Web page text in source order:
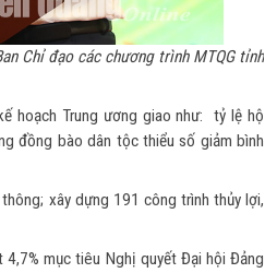
Chỉ đạo các chương trình MTQG tỉnh
hoạch Trung ương giao như: tỷ lệ hộ
đồng bào dân tộc thiểu số giảm bình
xây dựng 191 công trình thủy lợi,
mục tiêu Nghị quyết Đại hội Đảng